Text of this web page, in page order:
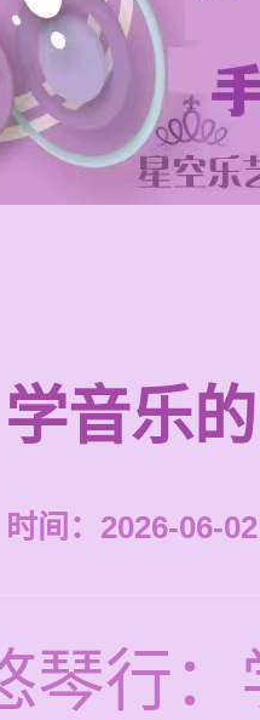
学音乐
时间：2026-06-
琴行